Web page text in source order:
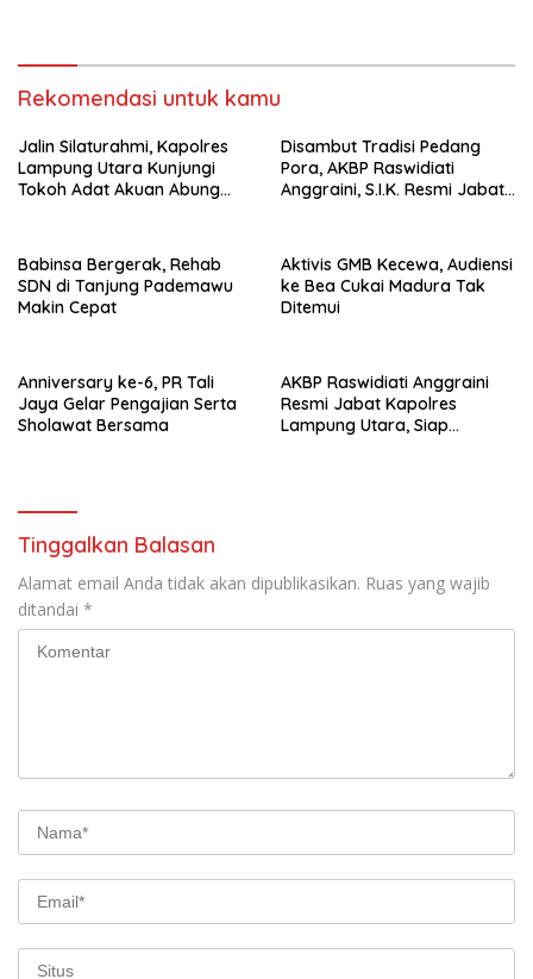
Rekomendasi untuk kamu
Jalin Silaturahmi, Kapolres
Lampung Utara Kunjungi
Tokoh Adat Akuan Abung
Disambut Tradisi Pedang
Pora, AKBP Raswidiati
Anggraini, S.I.K. Resmi Jabat
Babinsa Bergerak, Rehab
SDN di Tanjung Pademawu
Makin Cepat
Aktivis GMB Kecewa, Audiensi
ke Bea Cukai Madura Tak
Ditemui
Anniversary ke-6, PR Tali
Jaya Gelar Pengajian Serta
Sholawat Bersama
AKBP Raswidiati Anggraini
Resmi Jabat Kapolres
Lampung Utara, Siap
Tinggalkan Balasan
Alamat email Anda tidak akan dipublikasikan. Ruas yang wajib
ditandai *